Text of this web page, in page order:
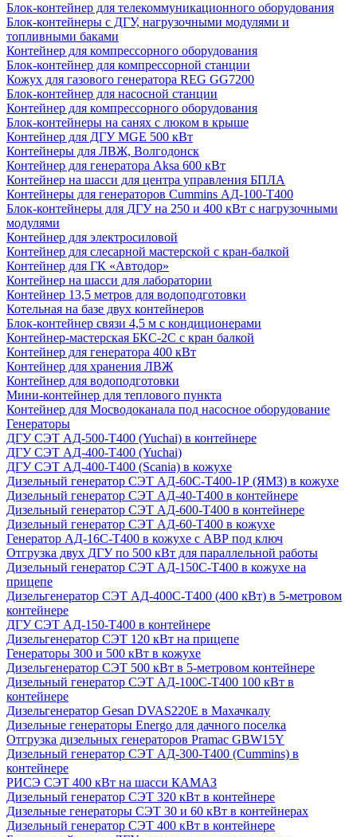
Блок-контейнер для телекоммуникационного оборудования
Блок-контейнеры с ДГУ, нагрузочными модулями и
топливными баками
Контейнер для компрессорного оборудования
Блок-контейнер для компрессорной станции
Кожух для газового генератора REG GG7200
Блок-контейнер для насосной станции
Контейнер для компрессорного оборудования
Блок-контейнеры на санях с люком в крыше
Контейнер для ДГУ MGE 500 кВт
Контейнеры для ЛВЖ, Волгодонск
Контейнер для генератора Aksa 600 кВт
Контейнер на шасси для центра управления БПЛА
Контейнеры для генераторов Cummins АД-100-Т400
Блок-контейнеры для ДГУ на 250 и 400 кВт с нагрузочными
модулями
Контейнер для электросиловой
Контейнер для слесарной мастерской с кран-балкой
Контейнер для ГК «Автодор»
Контейнер на шасси для лаборатории
Контейнер 13,5 метров для водоподготовки
Котельная на базе двух контейнеров
Блок-контейнер связи 4,5 м с кондиционерами
Контейнер-мастерская БКС-2С с кран балкой
Контейнер для генератора 400 кВт
Контейнер для хранения ЛВЖ
Контейнер для водоподготовки
Мини-контейнер для теплового пункта
Контейнер для Мосводоканала под насосное оборудование
Генераторы
ДГУ СЭТ АД-500-Т400 (Yuchai) в контейнере
ДГУ СЭТ АД-400-Т400 (Yuchai)
ДГУ СЭТ АД-400-Т400 (Scania) в кожухе
Дизельный генератор СЭТ АД-60С-Т400-1Р (ЯМЗ) в кожухе
Дизельный генератор СЭТ АД-40-Т400 в контейнере
Дизельный генератор СЭТ АД-600-Т400 в контейнере
Дизельный генератор СЭТ АД-60-Т400 в кожухе
Генератор АД-16С-Т400 в кожухе с АВР под ключ
Отгрузка двух ДГУ по 500 кВт для параллельной работы
Дизельный генератор СЭТ АД-150С-Т400 в кожухе на
прицепе
Дизельгенератор СЭТ АД-400С-Т400 (400 кВт) в 5-метровом
контейнере
ДГУ СЭТ АД-150-Т400 в контейнере
Дизельгенератор СЭТ 120 кВт на прицепе
Генераторы 300 и 500 кВт в кожухе
Дизельгенератор СЭТ 500 кВт в 5-метровом контейнере
Дизельный генератор СЭТ АД-100С-Т400 100 кВт в
контейнере
Дизельгенератор Gesan DVAS220E в Махачкалу
Дизельные генераторы Energo для дачного поселка
Отгрузка дизельных генераторов Pramac GВW15Y
Дизельный генератор СЭТ АД-300-Т400 (Cummins) в
контейнере
РИСЭ СЭТ 400 кВт на шасси КАМАЗ
Дизельный генератор СЭТ 320 кВт в контейнере
Дизельные генераторы СЭТ 30 и 60 кВт в контейнерах
Дизельный генератор СЭТ 400 кВт в контейнере